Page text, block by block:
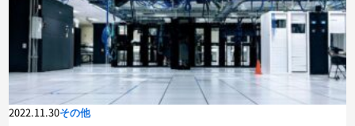
2022.11.30その他